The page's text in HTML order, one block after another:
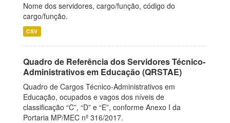
Nome dos servidores, cargo/função, código do
cargo/função.
CSV
Quadro de Referência dos Servidores Técnico-
Administrativos em Educação (QRSTAE)
Quadro de Cargos Técnico-Administrativos em
Educação, ocupados e vagos dos níveis de
classificação “C”, “D” e “E”, conforme Anexo I da
Portaria MP/MEC nº 316/2017.